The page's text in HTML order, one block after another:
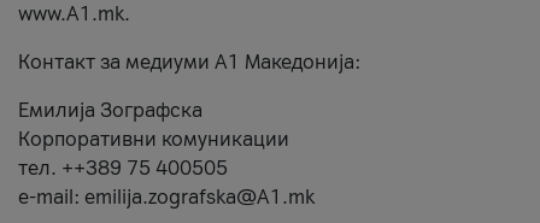
www.А1.mk.
Контакт за медиуми А1 Македонија:
Емилија Зографска
Корпоративни комуникации
тел. ++389 75 400505
e-mail: emilija.zografska@A1.mk